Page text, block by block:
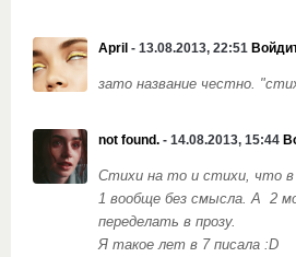
April - 13.08.2013, 22:51
зато название честно.
not found. - 14.08.2013, 15:44
Стихи на то и стихи, что
1 вообще без смысла. А 2
переделать в прозу.
Я такое лет в 7 писала :D